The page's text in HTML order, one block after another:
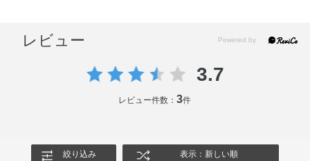
レビュー
3.7
レビュー件数：3件
絞り込み 表示：新しい順